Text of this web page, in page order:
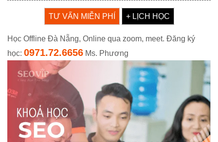
TƯ VẤN MIỄN PHÍ + LỊCH HỌC
Học Offline Đà Nẵng, Online qua zoom, meet. Đăng ký
học: 0971.72.6656 Ms. Phương